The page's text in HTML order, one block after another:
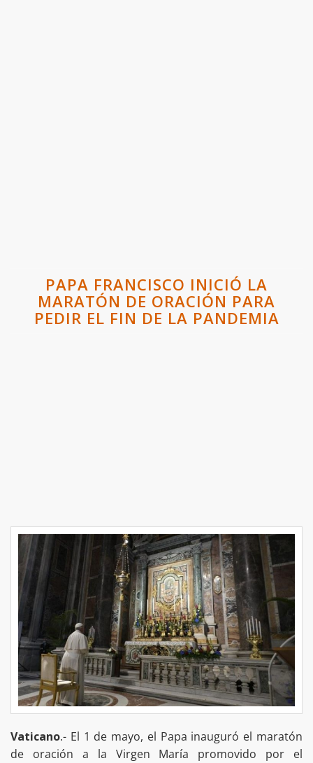
PAPA FRANCISCO INICIÓ LA
MARATÓN DE ORACIÓN PARA
PEDIR EL FIN DE LA PANDEMIA
Vaticano.- El 1 de mayo, el Papa inauguró el maratón
de oración a la Virgen María promovido por el